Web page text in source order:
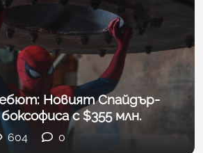
Новият Спайдър-
с $355 млн.
604 0